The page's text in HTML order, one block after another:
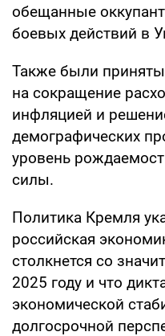
обещанные
боевых действий в
Также были
на сокращение
инфляцией и
демографических
уровень
силы.
Политика Кремля
российская
столкнется со
2025 году и что
экономической
долгосрочной